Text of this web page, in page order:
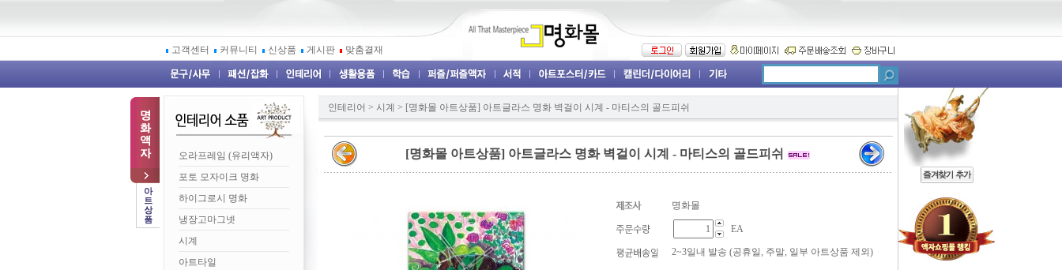
고객센터 커뮤니티 신상품 게시판 맞춤결재
오라프레임 (유리액자)
포토 모자이크 명화
하이그로시 명화
냉장고마그넷
시계
아트타일
인테리어 > 시계 > [명화몰 아트상품] 아트글라스 명화 벽걸이 시계 - 마티스의 골드피쉬
[명화몰 아트상품] 아트글라스 명화 벽걸이 시계 - 마티스의 골드피쉬
명화몰
EA
2~3일내 발송 (공휴일, 주말, 일부 아트상품 제외)